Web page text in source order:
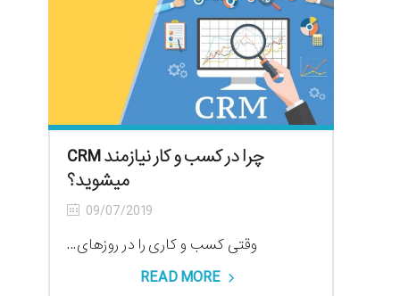
چرا در کسب و کار نیازمند CRM
میشوید؟
09/07/2019
وقتی کسب و کاری را در روزهای...
READ MORE